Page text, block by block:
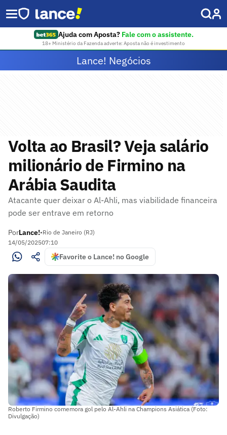
Ajuda com Aposta? Fale com o assistente.
18+ Ministério da Fazenda adverte: Aposta não é investimento
Lance! Negócios
Volta ao Brasil? Veja salário
milionário de Firmino na
Arábia Saudita
Atacante quer deixar o Al-Ahli, mas viabilidade financeira
pode ser entrave em retorno
PorLance!•Rio de Janeiro (RJ)
14/05/202507:10
Favorite o Lance! no Google
Roberto Firmino comemora gol pelo Al-Ahli na Champions Asiática (Foto:
Divulgação)